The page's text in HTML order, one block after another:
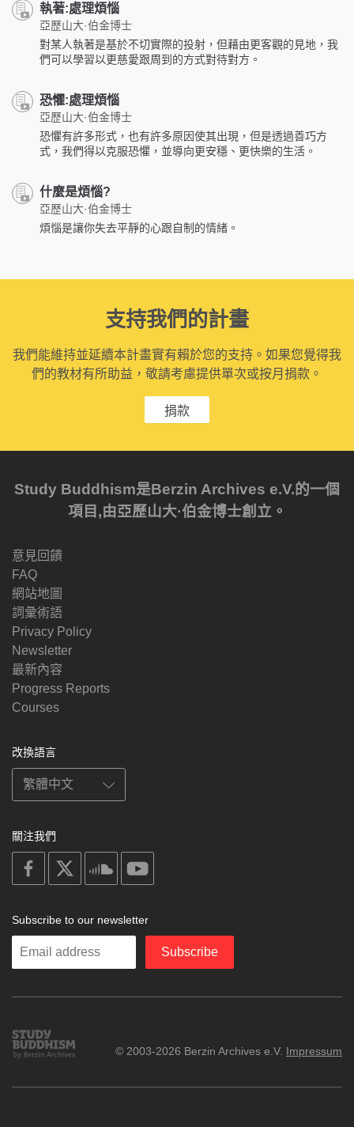
執著:處理煩惱
亞歷山大·伯金博士
對某人執著是基於不切實際的投射，但藉由更客觀的見地，我
們可以學習以更慈愛跟周到的方式對待對方。
恐懼:處理煩惱
亞歷山大·伯金博士
恐懼有許多形式，也有許多原因使其出現，但是透過善巧方
式，我們得以克服恐懼，並導向更安穩、更快樂的生活。
什麼是煩惱?
亞歷山大·伯金博士
煩惱是讓你失去平靜的心跟自制的情緒。
支持我們的計畫
我們能維持並延續本計畫實有賴於您的支持。如果您覺得我
們的教材有所助益，敬請考慮提供單次或按月捐款。
捐款
Study Buddhism是Berzin Archives e.V.的一個
項目,由亞歷山大·伯金博士創立。
意見回饋
FAQ
網站地圖
詞彙術語
Privacy Policy
Newsletter
最新內容
Progress Reports
Courses
改換語言
關注我們
on
facebook
soundcloud
Subscribe to our newsletter
Enter
Subscribe
Study
Buddhism
© 2003-2026 Berzin Archives e.V. Impressum